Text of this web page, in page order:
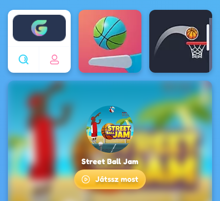
Enjoy4fun
Street Ball Jam
Játssz most